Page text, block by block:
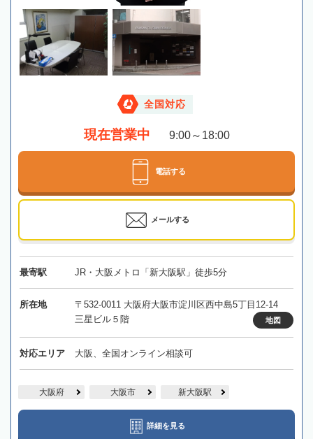
全国対応
現在営業中 9:00～18:00
電話する
メールする
最寄駅 JR・大阪メトロ「新大阪駅」徒歩5分
所在地
〒532-0011 大阪府大阪市淀川区西中島5丁目12-14
三星ビル５階
地図
対応エリア 大阪、全国オンライン相談可
大阪府 大阪市 新大阪駅
詳細を見る